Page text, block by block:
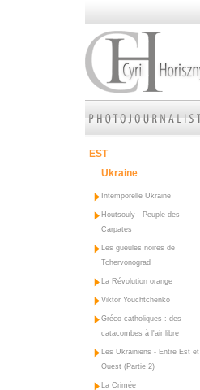
EST
Ukraine
Intemporelle Ukraine
Houtsouly - Peuple des
Carpates
Les gueules noires de
Tchervonograd
La Révolution orange
Viktor Youchtchenko
Gréco-catholiques : des
catacombes à l'air libre
Les Ukrainiens - Entre Est et
Ouest (Partie 2)
La Crimée